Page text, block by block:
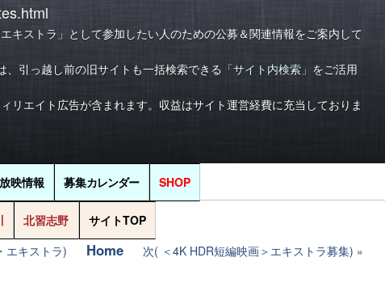
キストラ」として参加したい人のための公募＆関連情報をご案内して
、引っ越し前の旧サイトも一括検索できる 「サイト内検索」 をご活用
リエイト広告が含まれます。収益はサイト運営経費に充当しておりま
映情報 募集カレンダー SHOP
北習志野
サイトTOP
エキストラ)
Home 次( ＜4K HDR短編映画＞エキストラ募集)